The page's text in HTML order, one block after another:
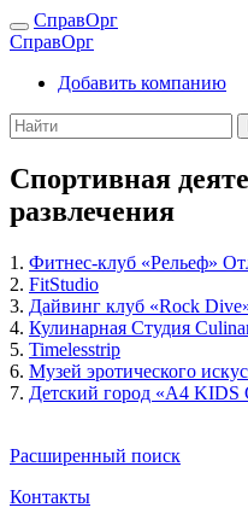
СправОрг
СправОрг
Добавить компанию
Спортивная
развлечения
1. Фитнес-клуб «Рельеф»
2. FitStudio
3. Дайвинг клуб «Rock
4. Кулинарная Студия
5. Timelesstrip
6. Музей эротического
7. Детский город «A4 KIDS
Расширенный поиск
Контакты